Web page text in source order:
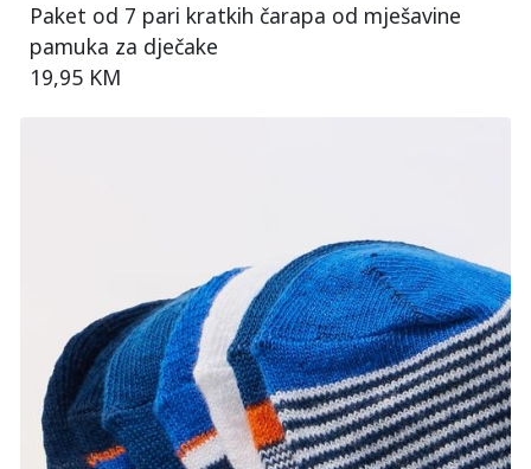
Paket od 7 pari kratkih čarapa od mješavine
pamuka za dječake
19,95 KM